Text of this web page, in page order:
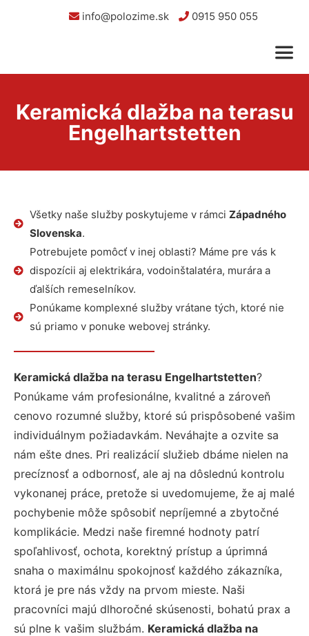
info@polozime.sk 0915 950 055
Keramická dlažba na terasu
Engelhartstetten
Všetky naše služby poskytujeme v rámci Západného
Slovenska.
Potrebujete pomôcť v inej oblasti? Máme pre vás k
dispozícii aj elektrikára, vodoinštalatéra, murára a
ďalších remeselníkov.
Ponúkame komplexné služby vrátane tých, ktoré nie
sú priamo v ponuke webovej stránky.
Keramická dlažba na terasu Engelhartstetten?
Ponúkame vám profesionálne, kvalitné a zároveň
cenovo rozumné služby, ktoré sú prispôsobené vašim
individuálnym požiadavkám. Neváhajte a ozvite sa
nám ešte dnes. Pri realizácií služieb dbáme nielen na
precíznosť a odbornosť, ale aj na dôslednú kontrolu
vykonanej práce, pretože si uvedomujeme, že aj malé
pochybenie môže spôsobiť nepríjemné a zbytočné
komplikácie. Medzi naše firemné hodnoty patrí
spoľahlivosť, ochota, korektný prístup a úprimná
snaha o maximálnu spokojnosť každého zákazníka,
ktorá je pre nás vždy na prvom mieste. Naši
pracovníci majú dlhoročné skúsenosti, bohatú prax a
sú plne k vašim službám. Keramická dlažba na